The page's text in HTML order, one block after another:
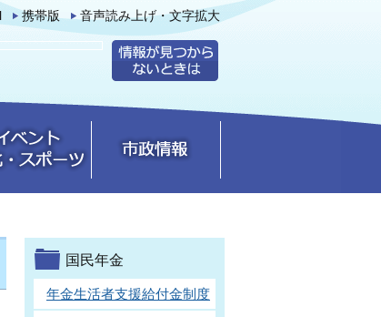
携帯版 音声読み上げ・文字拡大
国民年金
年金生活者支援給付金制度